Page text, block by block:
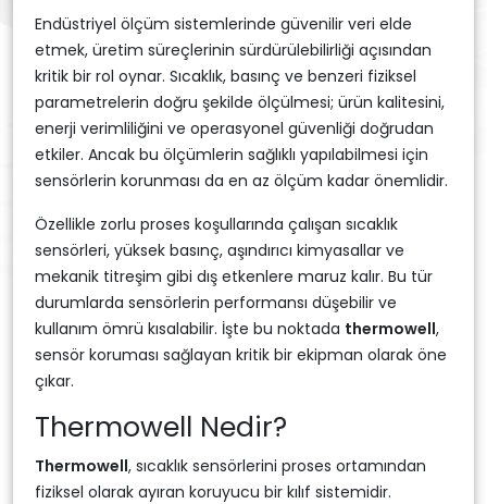
Endüstriyel ölçüm sistemlerinde güvenilir veri elde
etmek, üretim süreçlerinin sürdürülebilirliği açısından
kritik bir rol oynar. Sıcaklık, basınç ve benzeri fiziksel
parametrelerin doğru şekilde ölçülmesi; ürün kalitesini,
enerji verimliliğini ve operasyonel güvenliği doğrudan
etkiler. Ancak bu ölçümlerin sağlıklı yapılabilmesi için
sensörlerin korunması da en az ölçüm kadar önemlidir.
Özellikle zorlu proses koşullarında çalışan sıcaklık
sensörleri, yüksek basınç, aşındırıcı kimyasallar ve
mekanik titreşim gibi dış etkenlere maruz kalır. Bu tür
durumlarda sensörlerin performansı düşebilir ve
kullanım ömrü kısalabilir. İşte bu noktada thermowell,
sensör koruması sağlayan kritik bir ekipman olarak öne
çıkar.
Thermowell Nedir?
Thermowell, sıcaklık sensörlerini proses ortamından
fiziksel olarak ayıran koruyucu bir kılıf sistemidir.